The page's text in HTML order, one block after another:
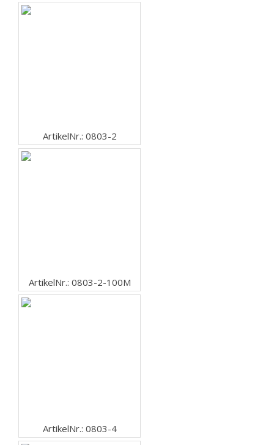
ArtikelNr.: 0803-2
ArtikelNr.: 0803-2-100M
ArtikelNr.: 0803-4